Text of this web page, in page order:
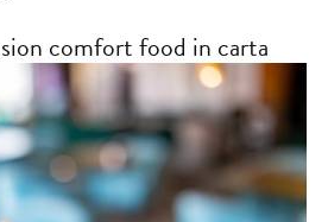
comfort food in carta